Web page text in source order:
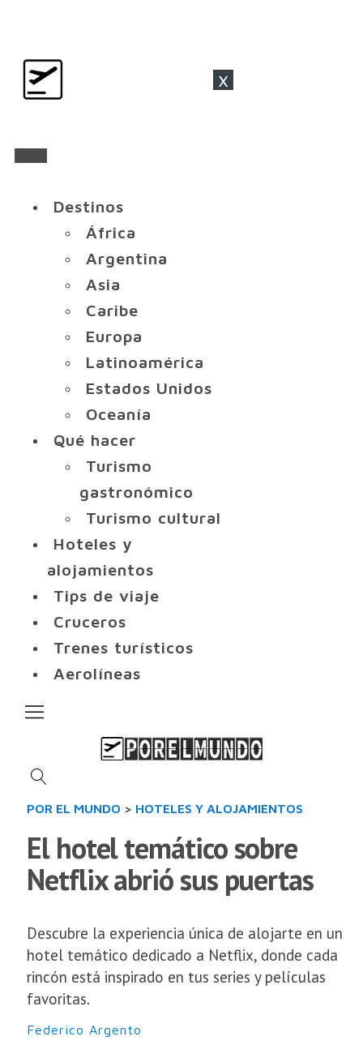
x
Destinos
África
Argentina
Asia
Caribe
Europa
Latinoamérica
Estados Unidos
Oceanía
Qué hacer
Turismo
gastronómico
Turismo cultural
Hoteles y
alojamientos
Tips de viaje
Cruceros
Trenes turísticos
Aerolíneas
POR EL MUNDO > HOTELES Y ALOJAMIENTOS
El hotel temático sobre
Netflix abrió sus puertas
Descubre la experiencia única de alojarte en un
hotel temático dedicado a Netflix, donde cada
rincón está inspirado en tus series y películas
favoritas.
Federico Argento